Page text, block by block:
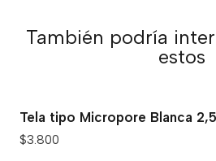
También podría
estos
Tela tipo Micropore Blanca
$3.800